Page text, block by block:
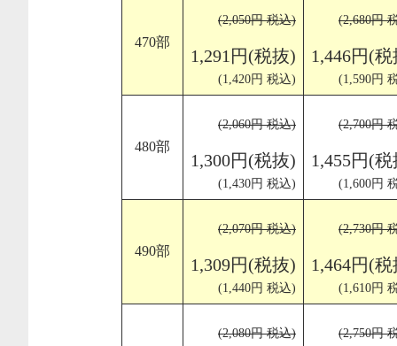
470部
(2,050円 税込)
1,291円(税抜)
(1,420円 税込)
(2,680円
1,446円(
(1,590円
480部
(2,060円 税込)
1,300円(税抜)
(1,430円 税込)
(2,700円
1,455円(
(1,600円
490部
(2,070円 税込)
1,309円(税抜)
(1,440円 税込)
(2,730円
1,464円(
(1,610円
(2,080円 税込) (2,750円